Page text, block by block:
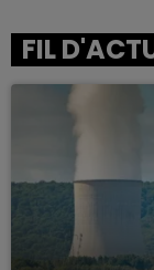
FIL